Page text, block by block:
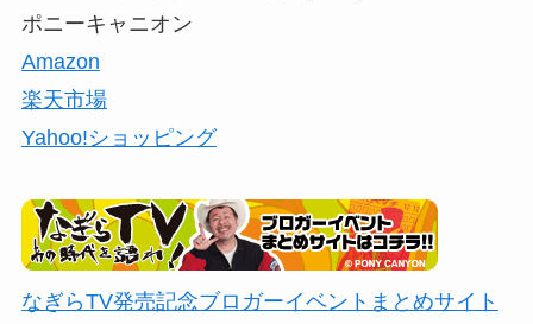
ポニーキャニオン
Amazon
楽天市場
Yahoo!ショッピング
なぎらTV発売記念ブロガーイベントまとめサイト